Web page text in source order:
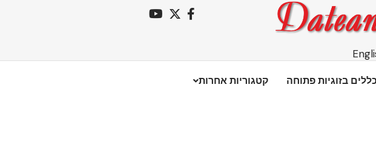
בזוגיות פתוחה קטגוריות אחרות